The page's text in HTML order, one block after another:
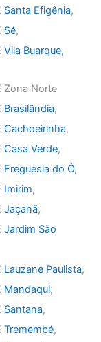
Santa Efigênia,
Sé,
Vila Buarque,
Zona Norte
Brasilândia,
Cachoeirinha,
Casa Verde,
Freguesia do Ó,
Imirim,
Jaçanã,
Jardim São
Lauzane Paulista,
Mandaqui,
Santana,
Tremembé,